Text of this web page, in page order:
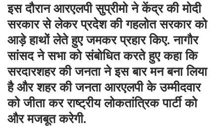
इस दौरान आरएलपी सुप्रीमो ने केंद्र की मोदी
सरकार से लेकर प्रदेश की गहलोत सरकार को
आड़े हाथों लेते हुए जमकर प्रहार किए. नागौर
सांसद ने सभा को संबोधित करते हुए कहा कि
सरदारशहर की जनता ने इस बार मन बना लिया
है और शहर की जनता आरएलपी के उम्मीदवार
को जीता कर राष्ट्रीय लोकतांत्रिक पार्टी को
और मजबूत करेगी.